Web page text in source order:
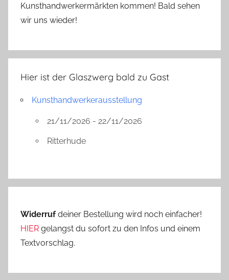
Kunsthandwerkermärkten kommen! Bald sehen
wir uns wieder!
Hier ist der Glaszwerg bald zu Gast
Kunsthandwerkerausstellung
21/11/2026 - 22/11/2026
Ritterhude
Widerrufdeiner Bestellung wird noch einfacher!
HIER gelangst du sofort zu den Infos und einem
Textvorschlag.